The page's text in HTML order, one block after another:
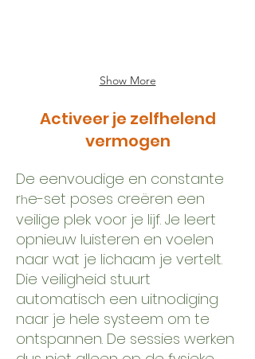
Show More
Activeer je zelfhelend
vermogen
De eenvoudige en constante
rhe-set poses creëren een
veilige plek voor je lijf. Je leert
opnieuw luisteren en voelen
naar wat je lichaam je vertelt.
Die veiligheid stuurt
automatisch een uitnodiging
naar je hele systeem om te
ontspannen. De sessies werken